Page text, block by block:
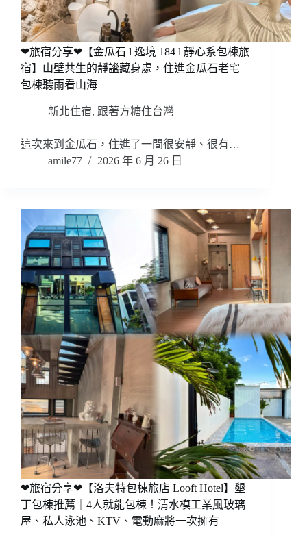
❤旅宿分享❤【金瓜石 l 逸境 184 l 靜心系包棟旅
宿】山壁共生的靜謐藏身處，住進金瓜石老宅
包棟聽雨看山海
新北住宿, 跟著方糖住台灣
這次來到金瓜石，住進了一間很安靜、很有…
amile77
2026 年 6 月 26 日
❤旅宿分享❤【洛夫特包棟旅店 Looft Hotel】墾
丁包棟推薦｜4人就能包棟！清水模工業風玻璃
屋、私人泳池、KTV、電動麻將一次擁有